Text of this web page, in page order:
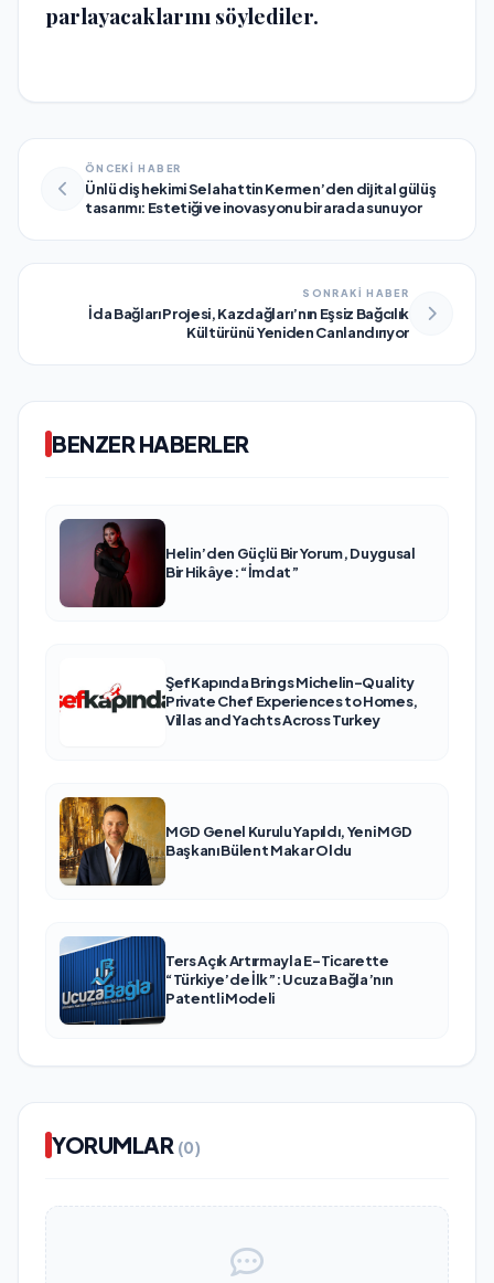
parlayacaklarını söylediler.
ÖNCEKİ HABER
Ünlü diş hekimi Selahattin Kermen’den dijital gülüş
tasarımı: Estetiği ve inovasyonu bir arada sunuyor
SONRAKİ HABER
İda Bağları Projesi, Kazdağları’nın Eşsiz Bağcılık
Kültürünü Yeniden Canlandırıyor
BENZER HABERLER
Helin’den Güçlü Bir Yorum, Duygusal
Bir Hikâye: “İmdat”
ŞefKapında Brings Michelin-Quality
Private Chef Experiences to Homes,
Villas and Yachts Across Turkey
MGD Genel Kurulu Yapıldı, Yeni MGD
Başkanı Bülent Makar Oldu
Ters Açık Artırmayla E-Ticarette
“Türkiye’de İlk”: Ucuza Bağla’nın
Patentli Modeli
YORUMLAR (0)